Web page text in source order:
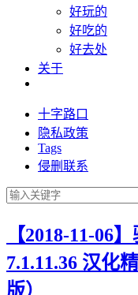
好玩的
好吃的
好去处
关于
十字路口
隐私政策
Tags
侵删联系
【2018-11-06
7.1.11.36 汉化
版）